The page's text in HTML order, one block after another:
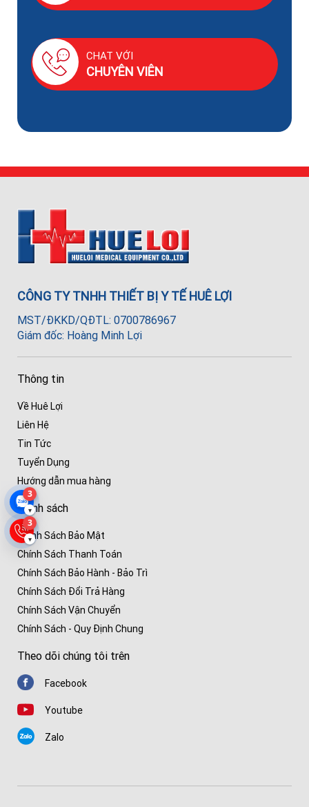
CHAT VỚI
CHUYÊN VIÊN
3
▾
3
▾
CÔNG TY TNHH THIẾT BỊ Y TẾ HUÊ LỢI
MST/ĐKKD/QĐTL: 0700786967
Giám đốc: Hoàng Minh Lợi
Thông tin
Về Huê Lợi
Liên Hệ
Tin Tức
Tuyển Dụng
Hướng dẫn mua hàng
Chính sách
Chính Sách Bảo Mật
Chính Sách Thanh Toán
Chính Sách Bảo Hành - Bảo Trì
Chính Sách Đổi Trả Hàng
Chính Sách Vận Chuyển
Chính Sách - Quy Định Chung
Theo dõi chúng tôi trên
Facebook
Youtube
Zalo